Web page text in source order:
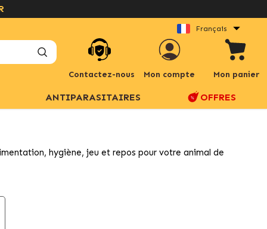
Français
Contactez-nous Mon compte Mon panier
ANTIPARASITAIRES OFFRES
hygiène, jeu et repos pour votre animal de